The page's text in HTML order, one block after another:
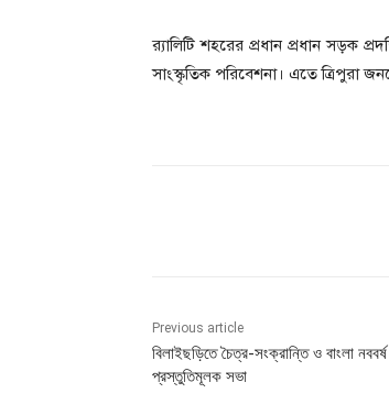
র‍্যালিটি শহরের প্রধান প্রধান সড়ক
সাংস্কৃতিক পরিবেশনা। এতে ত্রিপুরা
Previous article
বিলাইছড়িতে চৈত্র-সংক্রান্তি ও বাংলা
প্রস্তুতিমূলক সভা